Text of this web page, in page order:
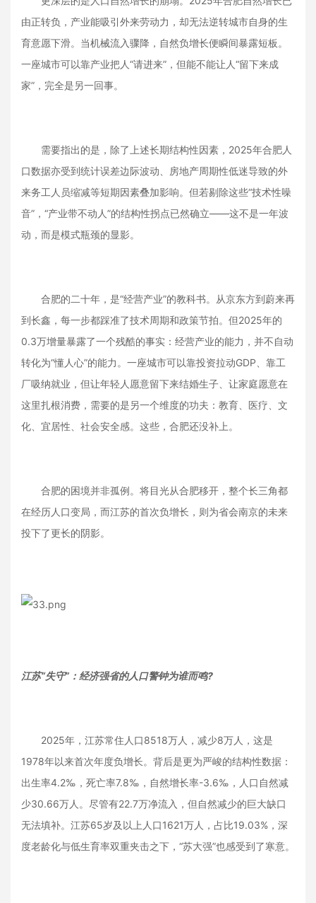
由正转负，产业能吸引外来劳动力，却无法逆转城市自身的生
育意愿下滑。当机械流入骤降，自然负增长便瞬间暴露短板。
一座城市可以靠产业把人“请进来”，但能不能让人“留下来成
家”，完全是另一回事。
需要指出的是，除了上述长期结构性因素，2025年合肥人
口数据亦受到统计误差边际波动、房地产周期性低迷导致的外
来务工人员缩减等短期因素叠加影响。但若剔除这些“技术性噪
音”，“产业带不动人”的结构性拐点已然确立——这不是一年波
动，而是模式瓶颈的显影。
合肥的二十年，是“经营产业”的教科书。从京东方到蔚来再
到长鑫，每一步都踩准了技术周期和政策节拍。但2025年的
0.3万增量暴露了一个残酷的事实：经营产业的能力，并不自动
转化为“懂人心”的能力。一座城市可以靠投资拉动GDP、靠工
厂吸纳就业，但让年轻人愿意留下来结婚生子、让家庭愿意在
这里扎根消费，需要的是另一个维度的功夫：教育、医疗、文
化、宜居性、社会安全感。这些，合肥还没补上。
合肥的困境并非孤例。将目光从合肥移开，整个长三角都
在经历人口变局，而江苏的首次负增长，则为省会南京的未来
投下了更长的阴影。
江苏“失守”：经济强省的人口警钟为谁而鸣?
2025年，江苏常住人口8518万人，减少8万人，这是
1978年以来首次年度负增长。背后是更为严峻的结构性数据：
出生率4.2‰，死亡率7.8‰，自然增长率-3.6‰，人口自然减
少30.66万人。尽管有22.7万净流入，但自然减少的巨大缺口
无法填补。江苏65岁及以上人口1621万人，占比19.03%，深
度老龄化与低生育率双重夹击之下，“苏大强”也感受到了寒意。